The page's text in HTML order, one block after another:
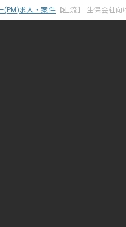
(PM)求人・案件【上流】 生保会社向